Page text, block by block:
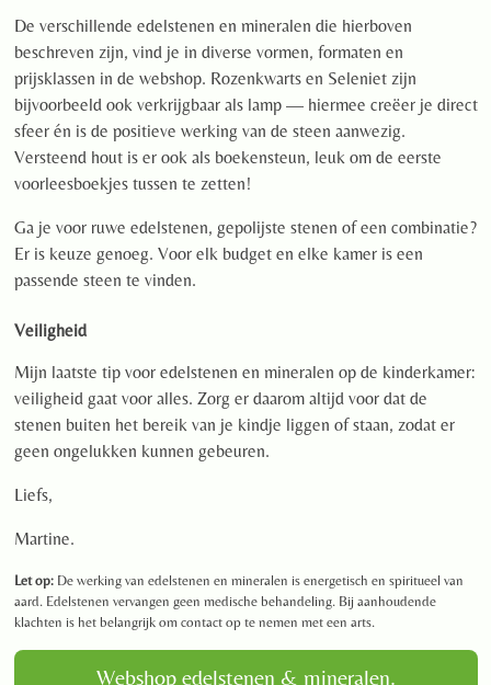
De verschillende edelstenen en mineralen die hierboven
beschreven zijn, vind je in diverse vormen, formaten en
prijsklassen in de webshop. Rozenkwarts en Seleniet zijn
bijvoorbeeld ook verkrijgbaar als lamp — hiermee creëer je direct
sfeer én is de positieve werking van de steen aanwezig.
Versteend hout is er ook als boekensteun, leuk om de eerste
voorleesboekjes tussen te zetten!
Ga je voor ruwe edelstenen, gepolijste stenen of een combinatie?
Er is keuze genoeg. Voor elk budget en elke kamer is een
passende steen te vinden.
Veiligheid
Mijn laatste tip voor edelstenen en mineralen op de kinderkamer:
veiligheid gaat voor alles. Zorg er daarom altijd voor dat de
stenen buiten het bereik van je kindje liggen of staan, zodat er
geen ongelukken kunnen gebeuren.
Liefs,
Martine.
Let op:De werking van edelstenen en mineralen is energetisch en spiritueel van
aard. Edelstenen vervangen geen medische behandeling. Bij aanhoudende
klachten is het belangrijk om contact op te nemen met een arts.
Webshop edelstenen & mineralen.